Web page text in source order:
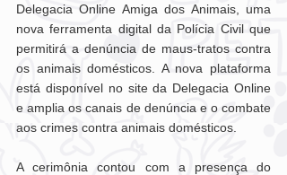
Delegacia Online Amiga dos Animais, uma
nova ferramenta digital da Polícia Civil que
permitirá a denúncia de maus-tratos contra
os animais domésticos. A nova plataforma
está disponível no site da Delegacia Online
e amplia os canais de denúncia e o combate
aos crimes contra animais domésticos.
A cerimônia contou com a presença do